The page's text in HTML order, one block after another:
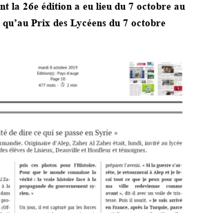
la 26e édition a eu lieu du 7 octobre au
Prix des Lycéens du 7 octobre